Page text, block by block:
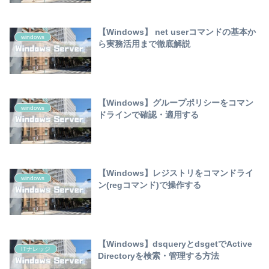
windows
【Windows】 net userコマンドの基本か
ら実務活用まで徹底解説
windows
【Windows】グループポリシーをコマン
ドラインで確認・適用する
windows
【Windows】レジストリをコマンドライ
ン(regコマンド)で操作する
ITナレッジ
【Windows】dsqueryとdsgetでActive
Directoryを検索・管理する方法